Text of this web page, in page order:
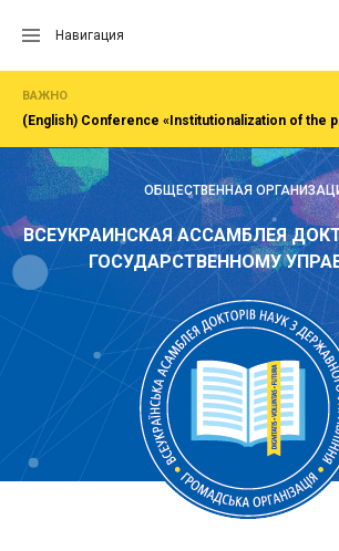
Навигация
ВАЖНО
ОБЩЕСТВЕННАЯ
ВСЕУКРАИНСКАЯ АССАМБЛЕЯ
ГОСУДАРСТВЕННОМУ